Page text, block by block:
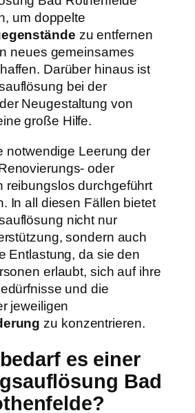
um doppelte
zu entfernen
neues gemeinsames
Darüber hinaus ist
bei der
Neugestaltung von
große Hilfe.
notwendige Leerung der
oder
reibungslos durchgeführt
In all diesen Fällen bietet
nicht nur
sondern auch
Entlastung, da sie den
erlaubt, sich auf ihre
und die
jeweiligen
zu konzentrieren.
es einer
Bad